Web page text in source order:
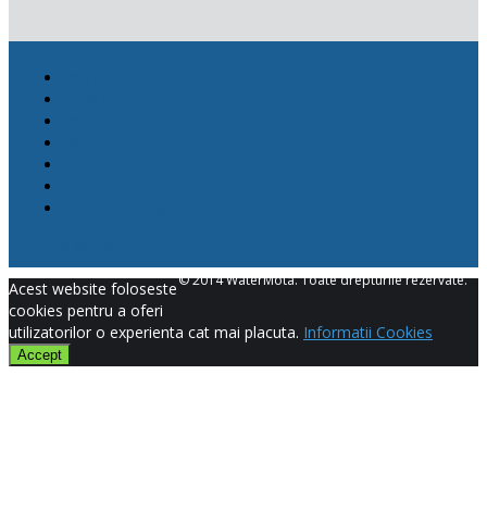
© 2014 WaterMota. Toate drepturile rezervate.
Acest website foloseste
cookies pentru a oferi
utilizatorilor o experienta cat mai placuta. Informatii Cookies
Accept